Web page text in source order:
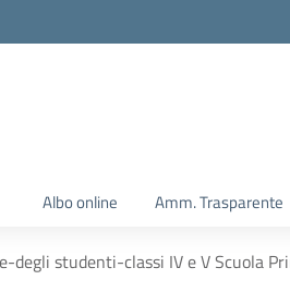
Albo online Amm. Trasparente
degli studenti-classi IV e V Scuola